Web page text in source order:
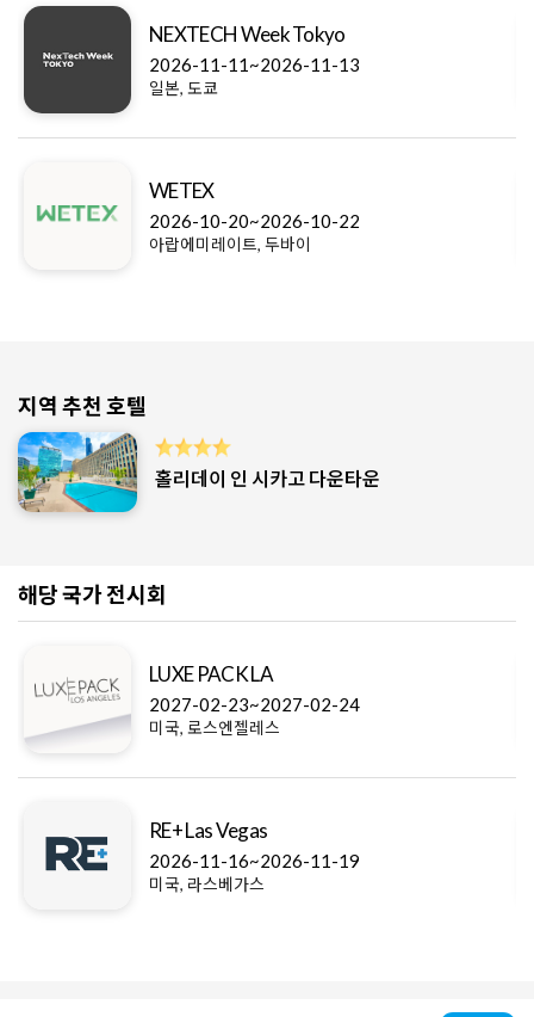
NEXTECH Week Tokyo
2026-11-11~2026-11-13
일본, 도쿄
WETEX
2026-10-20~2026-10-22
아랍에미레이트, 두바이
지역 추천 호텔
홀리데이 인 시카고 다운타운
해당 국가 전시회
LUXE PACK LA
2027-02-23~2027-02-24
미국, 로스엔젤레스
RE+ Las Vegas
2026-11-16~2026-11-19
미국, 라스베가스